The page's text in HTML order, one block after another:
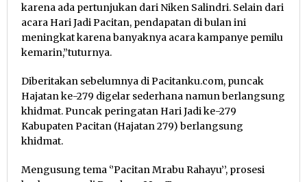
karena ada pertunjukan dari Niken Salindri. Selain dari
acara Hari Jadi Pacitan, pendapatan di bulan ini
meningkat karena banyaknya acara kampanye pemilu
kemarin,”tuturnya.
Diberitakan sebelumnya di Pacitanku.com, puncak
Hajatan ke-279 digelar sederhana namun berlangsung
khidmat. Puncak peringatan Hari Jadi ke-279
Kabupaten Pacitan (Hajatan 279) berlangsung
khidmat.
Mengusung tema ‘’Pacitan Mrabu Rahayu’’, prosesi